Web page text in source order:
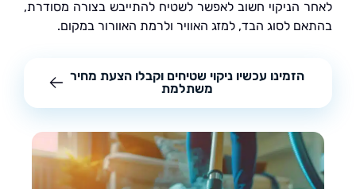
הניקוי חשוב לאפשר לשטיח להתייבש בצורה מסודרת,
לסוג הבד, למזג האוויר ולרמת האוורור במקום.
הזמינו עכשיו ניקוי שטיחים וקבלו הצעת מחיר
משתלמת